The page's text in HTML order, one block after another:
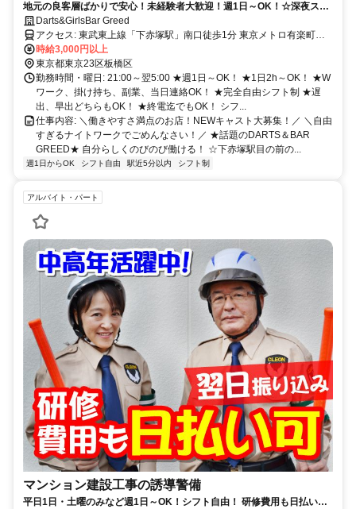
スニーカー勤務 】
地元の良客層ばかりで安心！未経験者大歓迎！週1日～OK！☆深夜スタ
ートも可！土日だけ等週末勤務、月1回勤務も大歓迎！
Darts&GirlsBar Greed
アクセス: 東武東上線「下赤塚駅」南口徒歩1分 東京メトロ有楽町
線・副都心線（地下鉄赤塚駅） ◎東武練馬駅、上板橋駅、ときわ台
駅、中村橋、池袋駅、成増駅、和光市駅、朝霞台駅、川越駅、新宿
駅、平和台、氷川台駅、小竹向原駅、千川駅、要町駅、雑司が谷駅、
北参道、新宿三丁目駅、渋谷駅、などからアクセス良し♪
時給3,000円以上
東京都東京23区板橋区
勤務時間・曜日: 21:00～翌5:00 ★週1日～OK！ ★1日2h～OK！ ★W
ワーク、掛け持ち、副業、当日連絡OK！ ★完全自由シフト制 ★遅
出、早出どちらもOK！ ★終電迄でもOK！ シフ...
仕事内容: ＼働きやすさ満点のお店！NEWキャスト大募集！／ ＼自由
すぎるナイトワークでごめんなさい！／ ★話題のDARTS＆BAR
GREED★ 自分らしくのびのび働ける！ ☆下赤塚駅目の前の...
週1日からOK シフト自由 駅近5分以内 シフト制
アルバイト・パート
マンション建設工事の誘導警備
平日1日・土曜のみなど週1日～OK！シフト自由！ 研修費用も日払い可